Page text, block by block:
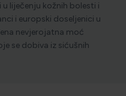
(I KAKO JOJ
liječenju kožnih bolesti i
i europski doseljenici u
nevjerojatna moć
se dobiva iz sićušnih